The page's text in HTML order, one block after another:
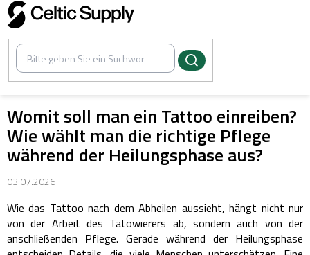
Zum
Inhalt
springen
Womit soll man ein Tattoo einreiben?
Wie wählt man die richtige Pflege
während der Heilungsphase aus?
03.07.2026
Wie das Tattoo nach dem Abheilen aussieht, hängt nicht nur
von der Arbeit des Tätowierers ab, sondern auch von der
anschließenden Pflege. Gerade während der Heilungsphase